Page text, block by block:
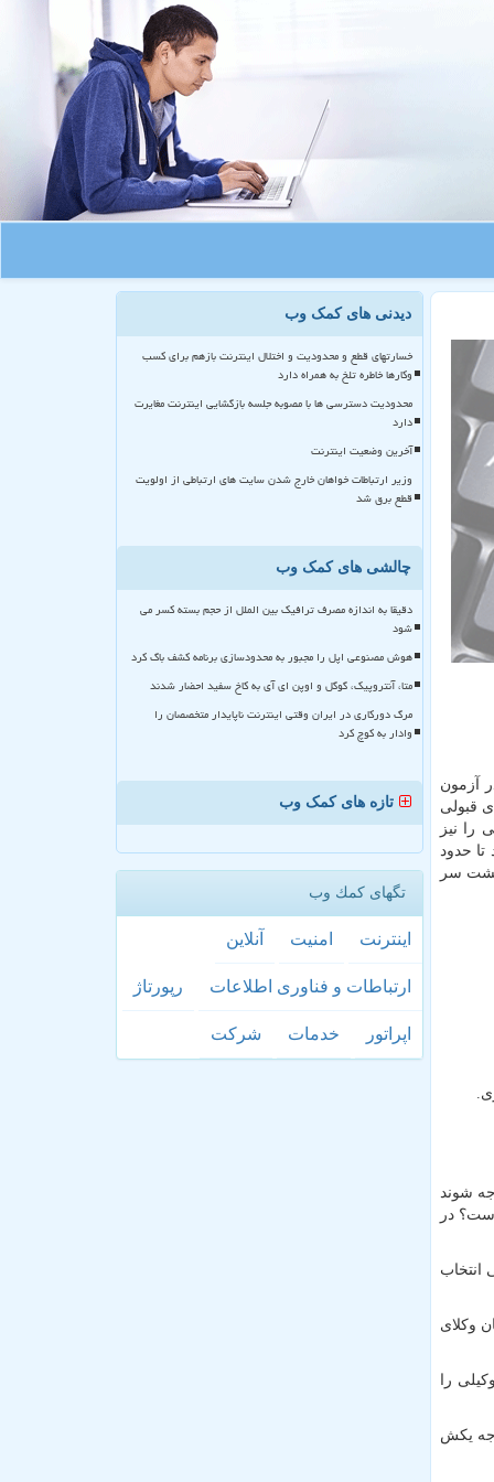
آزمون
قبولی
را نیز
تا حدود
پشت سر
شوند
در
انتخاب
وکلای
را
یکش
دیدنی های کمک وب
خسارتهای قطع و محدودیت و اختلال اینترنت بازهم برای کسب
وکارها خاطره تلخ به همراه دارد
محدودیت دسترسی ها با مصوبه جلسه بازگشایی اینترنت مغایرت
دارد
آخرین وضعیت اینترنت
وزیر ارتباطات خواهان خارج شدن سایت های ارتباطی از اولویت
قطع برق شد
چالشی های کمک وب
دقیقا به اندازه مصرف ترافیک بین الملل از حجم بسته کسر می
شود
هوش مصنوعی اپل را مجبور به محدودسازی برنامه کشف باگ کرد
متا، آنتروپیک، گوگل و اوپن ای آی به کاخ سفید احضار شدند
مرگ دورکاری در ایران وقتی اینترنت ناپایدار متخصصان را
وادار به کوچ کرد
تازه های کمک وب
تگهای كمك وب
اینترنت امنیت آنلاین
ارتباطات و فناوری اطلاعات رپورتاژ
اپراتور خدمات شركت